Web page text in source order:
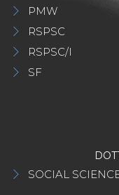
PMW
RSPSC
RSPSC/I
SF
SOCIAL